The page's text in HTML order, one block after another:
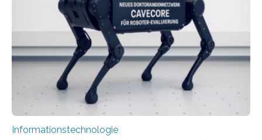
viel Energie, die Speicher- und Verarbeitungseinheiten
sind voneinander getrennt und die Datenübertragung
bremst komplexe Anwendungen aus. Da KI-Modelle
immer größer werden und riesige Datenmengen
verarbeiten müssen, steigt der Bedarf an neuen
Rechenarchitekturen. Neben Quantencomputern
rücken dabei insbesondere…
Informationstechnologie